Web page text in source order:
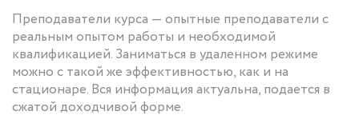
Преподаватели курса — опытные преподаватели с
реальным опытом работы и необходимой
квалификацией. Заниматься в удаленном режиме
можно с такой же эффективностью, как и на
стационаре. Вся информация актуальна, подается в
сжатой доходчивой форме.